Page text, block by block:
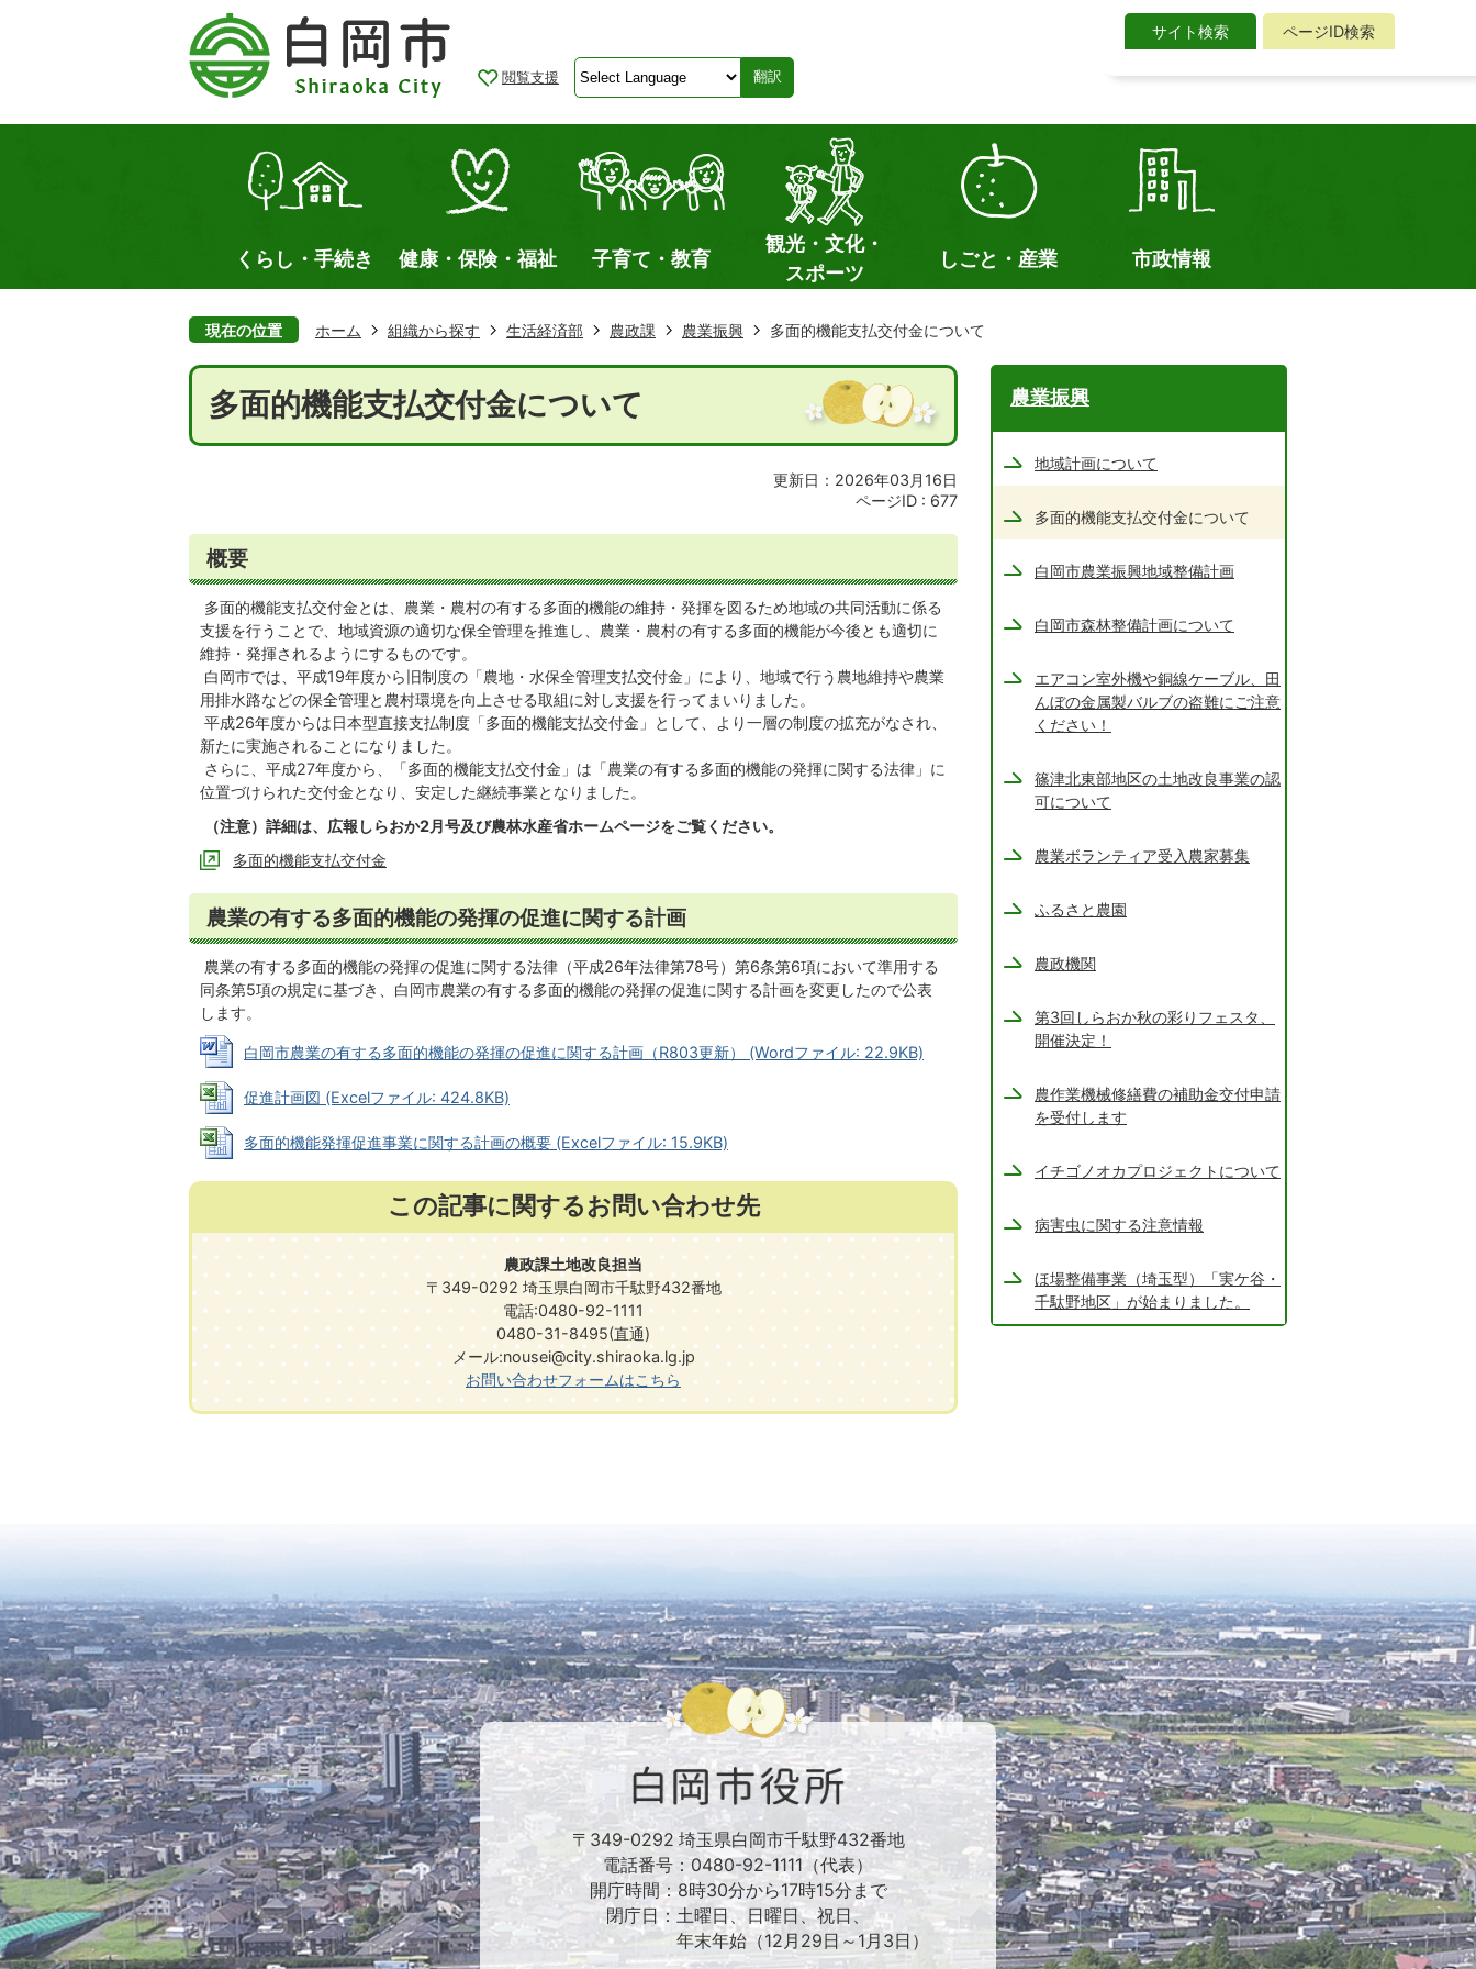
閲覧支援 翻訳
サイト検索
ページID検索
イ
検
くらし・手続き 健康・保険・福祉 子育て・教育
観光・文化・
スポーツ
しごと・産業 市政情報
現在の位置 ホーム 組織から探す 生活経済部 農政課 農業振興 多面的機能支払交付金について
多面的機能支払交付金について
更新日：2026年03月16日
ページID : 677
概要
多面的機能支払交付金とは、農業・農村の有する多面的機能の維持・発揮を図るため地域の共同活動に係る
支援を行うことで、地域資源の適切な保全管理を推進し、農業・農村の有する多面的機能が今後とも適切に
維持・発揮されるようにするものです。
白岡市では、平成19年度から旧制度の「農地・水保全管理支払交付金」により、地域で行う農地維持や農業
用排水路などの保全管理と農村環境を向上させる取組に対し支援を行ってまいりました。
平成26年度からは日本型直接支払制度「多面的機能支払交付金」として、より一層の制度の拡充がなされ、
新たに実施されることになりました。
さらに、平成27年度から、「多面的機能支払交付金」は「農業の有する多面的機能の発揮に関する法律」に
位置づけられた交付金となり、安定した継続事業となりました。
（注意）詳細は、広報しらおか2月号及び農林水産省ホームページをご覧ください。
多面的機能支払交付金
農業の有する多面的機能の発揮の促進に関する計画
農業の有する多面的機能の発揮の促進に関する法律（平成26年法律第78号）第6条第6項において準用する
同条第5項の規定に基づき、白岡市農業の有する多面的機能の発揮の促進に関する計画を変更したので公表
します。
白岡市農業の有する多面的機能の発揮の促進に関する計画（R803更新） (Wordファイル: 22.9KB)
促進計画図 (Excelファイル: 424.8KB)
多面的機能発揮促進事業に関する計画の概要 (Excelファイル: 15.9KB)
この記事に関するお問い合わせ先
農政課土地改良担当
〒349-0292 埼玉県白岡市千駄野432番地
電話:0480-92-1111
0480-31-8495(直通)
メール:nousei@city.shiraoka.lg.jp
お問い合わせフォームはこちら
農業振興
地域計画について
多面的機能支払交付金について
白岡市農業振興地域整備計画
白岡市森林整備計画について
エアコン室外機や銅線ケーブル、田
んぼの金属製バルブの盗難にご注意
ください！
篠津北東部地区の土地改良事業の認
可について
農業ボランティア受入農家募集
ふるさと農園
農政機関
第3回しらおか秋の彩りフェスタ、
開催決定！
農作業機械修繕費の補助金交付申請
を受付します
イチゴノオカプロジェクトについて
病害虫に関する注意情報
ほ場整備事業（埼玉型）「実ケ谷・
千駄野地区」が始まりました。
〒349-0292 埼玉県白岡市千駄野432番地
電話番号：0480-92-1111（代表）
開庁時間：8時30分から17時15分まで
閉庁日：土曜日、日曜日、祝日、
年末年始（12月29日～1月3日）